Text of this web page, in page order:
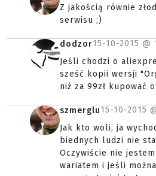
Z jakością równie
serwisu ;)
dodzor15-10-2015 @
Jeśli chodzi o
sześć kopii wersji
niż za 99zł kupować
szmerglu15-10-2015
Jak kto woli, ja
biednych ludzi nie
Oczywiście nie
wariatem i jeśli